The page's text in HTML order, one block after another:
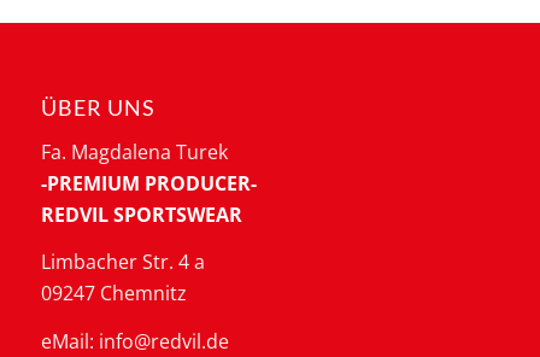
ÜBER UNS
Fa. Magdalena Turek
-PREMIUM PRODUCER-
REDVIL SPORTSWEAR
Limbacher Str. 4 a
09247 Chemnitz
eMail: info@redvil.de